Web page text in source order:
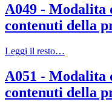
A049 - Modalita
contenuti della
Leggi il resto…
A051 - Modalita
contenuti della